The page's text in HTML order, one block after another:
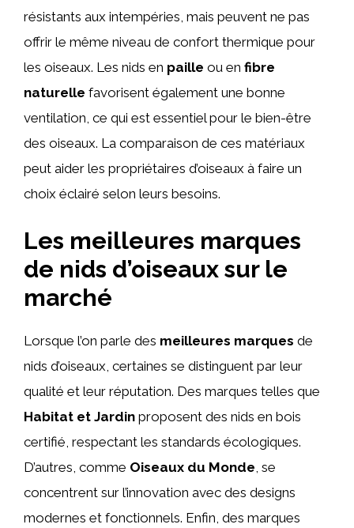
résistants aux intempéries, mais peuvent ne pas
offrir le même niveau de confort thermique pour
les oiseaux. Les nids en paille ou en fibre
naturelle favorisent également une bonne
ventilation, ce qui est essentiel pour le bien-être
des oiseaux. La comparaison de ces matériaux
peut aider les propriétaires d’oiseaux à faire un
choix éclairé selon leurs besoins.
Les meilleures marques
de nids d’oiseaux sur le
marché
Lorsque l’on parle des meilleures marques de
nids d’oiseaux, certaines se distinguent par leur
qualité et leur réputation. Des marques telles que
Habitat et Jardin proposent des nids en bois
certifié, respectant les standards écologiques.
D’autres, comme Oiseaux du Monde , se
concentrent sur l’innovation avec des designs
modernes et fonctionnels. Enfin, des marques